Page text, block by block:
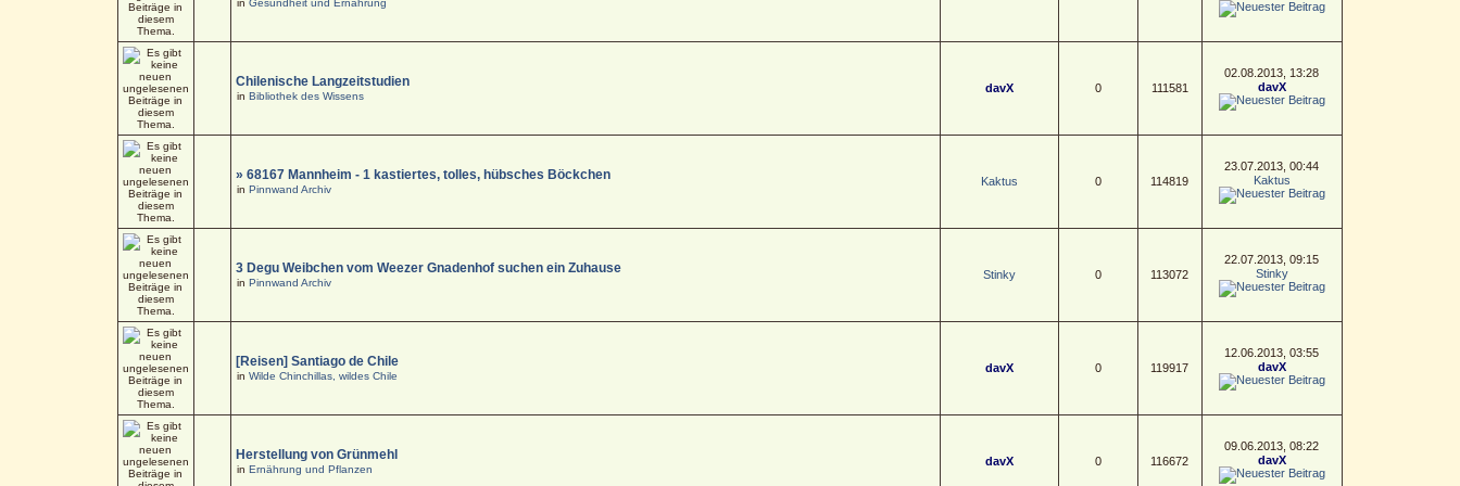
Chilenische Langzeitstudien
in Bibliothek des Wissens
davX 0 111581
02.08.2013, 13:28
davX
» 68167 Mannheim - 1 kastiertes, tolles, hübsches Böckchen
in Pinnwand Archiv
Kaktus 0 114819
23.07.2013, 00:44
Kaktus
3 Degu Weibchen vom Weezer Gnadenhof suchen ein Zuhause
in Pinnwand Archiv
Stinky 0 113072
22.07.2013, 09:15
Stinky
[Reisen] Santiago de Chile
in Wilde Chinchillas, wildes Chile
davX 0 119917
12.06.2013, 03:55
davX
Herstellung von Grünmehl
in Ernährung und Pflanzen
davX 0 116672
09.06.2013, 08:22
davX